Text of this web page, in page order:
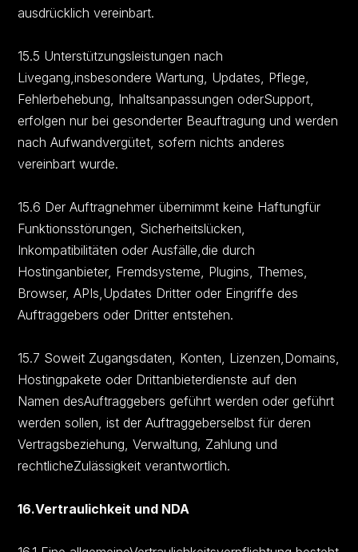
ausdrücklich vereinbart.
15.5 Unterstützungsleistungen nach
Livegang,insbesondere Wartung, Updates, Pflege,
Fehlerbehebung, Inhaltsanpassungen oderSupport,
erfolgen nur bei gesonderter Beauftragung und werden
nach Aufwandvergütet, sofern nichts anderes
vereinbart wurde.
15.6 Der Auftragnehmer übernimmt keine Haftungfür
Funktionsstörungen, Sicherheitslücken,
Inkompatibilitäten oder Ausfälle,die durch
Hostinganbieter, Fremdsysteme, Plugins, Themes,
Browser, APIs,Updates Dritter oder Eingriffe des
Auftraggebers oder Dritter entstehen.
15.7 Soweit Zugangsdaten, Konten, Lizenzen,Domains,
Hostingpakete oder Drittanbieterdienste auf den
Namen desAuftraggebers geführt werden oder geführt
werden sollen, ist der Auftraggeberselbst für deren
Vertragsbeziehung, Verwaltung, Zahlung und
rechtlicheZulässigkeit verantwortlich.
16.Vertraulichkeit und NDA
line-up – Agency for
3D Product Visualization
LINKS
Legal Notice
Legal Notice
Privacy Policy
Terms and Conditions
Contact
Contact
REQUEST NOW
hallo@line-up.de
hallo@line-up.de
+49 (0) 7761 99830 00
+49 7761 9983000
rights reserved.